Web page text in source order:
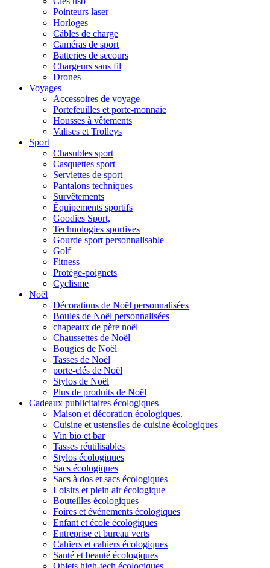
Pointeurs laser
Horloges
Câbles de charge
Caméras de sport
Batteries de secours
Chargeurs sans fil
Drones
Voyages
Accessoires de voyage
Portefeuilles et porte-monnaie
Housses à vêtements
Valises et Trolleys
Sport
Chasubles sport
Casquettes sport
Serviettes de sport
Pantalons techniques
Survêtements
Équipements sportifs
Goodies Sport,
Technologies sportives
Gourde sport personnalisable
Golf
Fitness
Protège-poignets
Cyclisme
Noël
Décorations de Noël personnalisées
Boules de Noël personnalisées
chapeaux de père noël
Chaussettes de Noël
Bougies de Noël
Tasses de Noël
porte-clés de Noël
Stylos de Noël
Plus de produits de Noël
Cadeaux publicitaires écologiques
Maison et décoration écologiques.
Cuisine et ustensiles de cuisine écologiques
Vin bio et bar
Tasses réutilisables
Stylos écologiques
Sacs écologiques
Sacs à dos et sacs écologiques
Loisirs et plein air écologique
Bouteilles écologiques
Foires et événements écologiques
Enfant et école écologiques
Entreprise et bureau verts
Cahiers et cahiers écologiques
Santé et beauté écologiques
Objets high-tech écologiques